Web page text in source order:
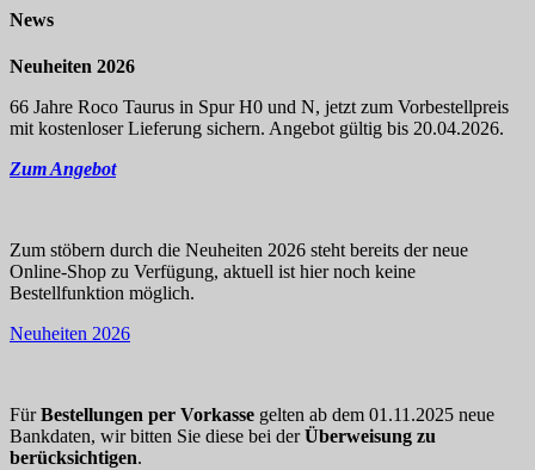
News
Neuheiten 2026
66 Jahre Roco Taurus in Spur H0 und N, jetzt zum Vorbestellpreis
mit kostenloser Lieferung sichern. Angebot gültig bis 20.04.2026.
Zum Angebot
Zum stöbern durch die Neuheiten 2026 steht bereits der neue
Online-Shop zu Verfügung, aktuell ist hier noch keine
Bestellfunktion möglich.
Neuheiten 2026
FürBestellungen per Vorkasse gelten ab dem 01.11.2025 neue
Bankdaten, wir bitten Sie diese bei derÜberweisung zu
berücksichtigen.